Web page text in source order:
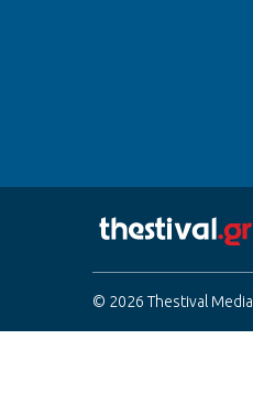
© 2026 Thestival Media